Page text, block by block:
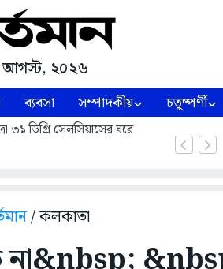
২০২৬
ব্যবসা সম্পাদকীয় চতুষ্পর্ণী
৩১ ডিগ্রি সেলসিয়াসের ঘরে
/ কলকাতা